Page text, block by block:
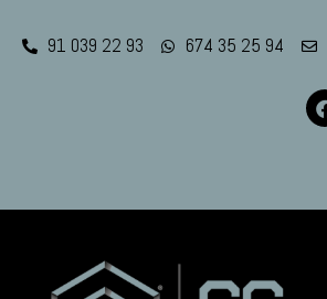
91 039 22 93 674 35 25 94